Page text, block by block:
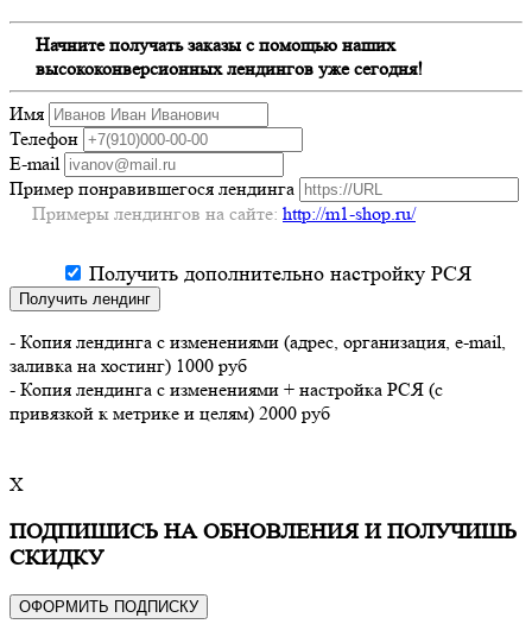
Начните получать заказы с помощью наших
высококонверсионных лендингов уже сегодня!
Имя
Телефон
E-mail
Пример понравившегося лендинга
Примеры лендингов на сайте: http://m1-shop.ru/
Получить дополнительно настройку РСЯ
Получить лендинг
- Копия лендинга с изменениями (адрес, организация, e-mail,
заливка на хостинг) 1000 руб
- Копия лендинга с изменениями + настройка РСЯ (с
привязкой к метрике и целям) 2000 руб
X
ПОДПИШИСЬ НА ОБНОВЛЕНИЯ И ПОЛУЧИШЬ
СКИДКУ
ОФОРМИТЬ ПОДПИСКУ